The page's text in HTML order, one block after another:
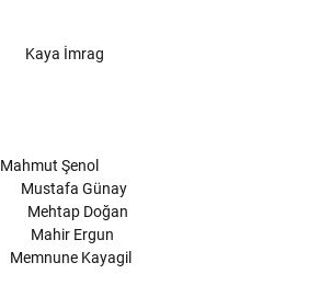
Kaya İmrag
Mahmut Şenol
Mustafa Günay
Mehtap Doğan
Mahir Ergun
Memnune Kayagil